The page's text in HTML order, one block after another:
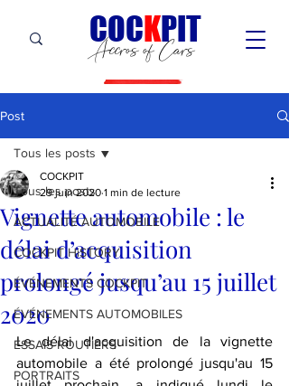
Accros of Cars
COCKPIT
Post
Tous les posts
ACTUALITÉ AUTOMOBILE
COCKPIT HiSTORY
ÉVÉNEMENTS COCKPIT
ÉVÉNEMENTS AUTOMOBILES
ESSAIS ROUTIERS
PORTRAITS
Tous les posts
Vignette automobile : le
délai d’acquisition
prolongé jusqu’au 15 juillet
2020
COCKPIT
29 juin 2020 1 min de lecture
Le délai d'acquisition de la vignette
automobile a été prolongé jusqu'au 15